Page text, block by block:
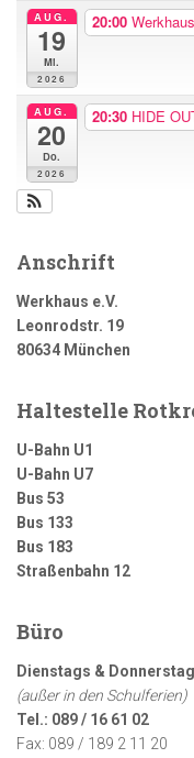
AUG.
19
Mi.
2026
20:00
AUG.
20
Do.
2026
20:30 HIDE
Anschrift
Werkhaus e.V.
Leonrodstr. 19
80634 München
Haltestelle
U-Bahn U1
U-Bahn U7
Bus 53
Bus 133
Bus 183
Straßenbahn 12
Büro
Dienstags &
(außer in den Schulferien)
Tel.: 089 / 16 61 02
Fax: 089 / 189 2 11 20